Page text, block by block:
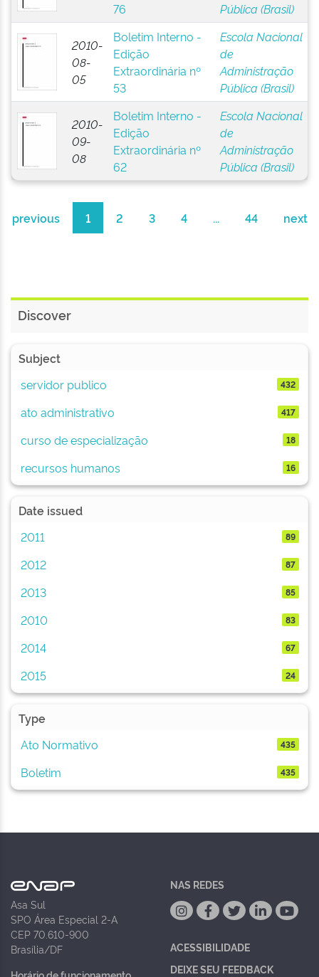
76
Pública (Brasil)
2010-
08-
05
Boletim Interno -
Edição
Extraordinária nº
53
Escola Nacional
de
Administração
Pública (Brasil)
2010-
09-
08
Boletim Interno -
Edição
Extraordinária nº
62
Escola Nacional
de
Administração
Pública (Brasil)
previous 1 2 3 4 ... 44 next
Discover
Subject
servidor publico
432
ato administrativo 417
curso de especialização 18
recursos humanos 16
Date issued
2011
89
2012 87
2013 85
2010 83
2014 67
2015 24
Type
Ato Normativo
435
Boletim 435
Asa Sul
SPO Área Especial 2-A
CEP 70.610-900
Brasília/DF
NAS REDES
ACESSIBILIDADE
DEIXE SEU FEEDBACK